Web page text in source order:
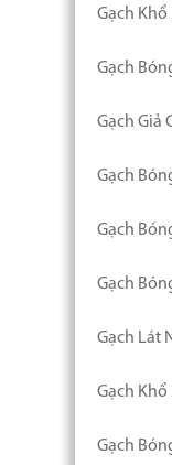
Gạch Khổ
Gạch
Gạch Giả
Gạch
Gạch
Gạch
Gạch Lát
Gạch Khổ
Gạch